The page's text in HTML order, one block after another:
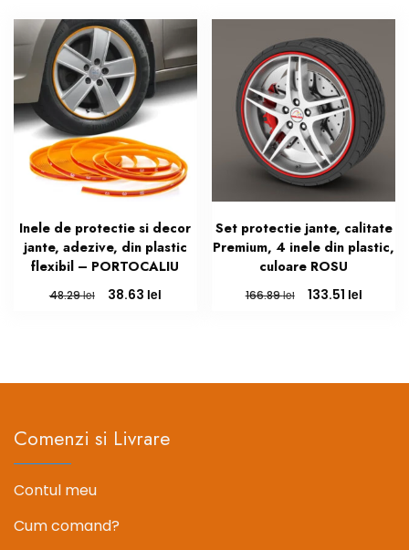
32.75 lei.
Inele de protectie si decor
jante, adezive, din plastic
flexibil – PORTOCALIU
48.29lei
Prețul
38.63 leiPrețul
Set protectie jante, calitate
Premium, 4 inele din plastic,
culoare ROSU
166.89lei
Prețul
133.51 leiPrețul
Comenzi si Livrare
Contul meu
Cum comand?